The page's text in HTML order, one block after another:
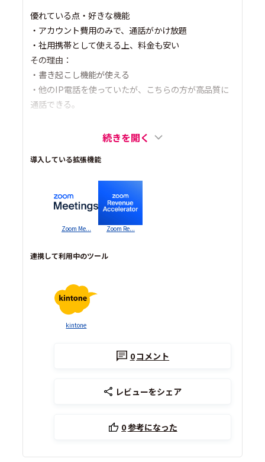
優れている点・好きな機能
・アカウント費用のみで、通話がかけ放題
・社用携帯として使える上、料金も安い
その理由：
・書き起こし機能が使える
・他のIP電話を使っていたが、こちらの方が高品質に
通話できる。
続きを開く
導入している拡張機能
Zoom Me... Zoom Re...
連携して利用中のツール
kintone
0コメント
レビューをシェア
0参考になった